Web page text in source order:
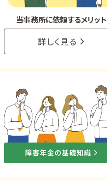
で受給相談をする
メリット
お電話でのお問い合わせ
089-907-3797
当事務所に依頼するメリット
詳しく見る
障害年金の基礎知識